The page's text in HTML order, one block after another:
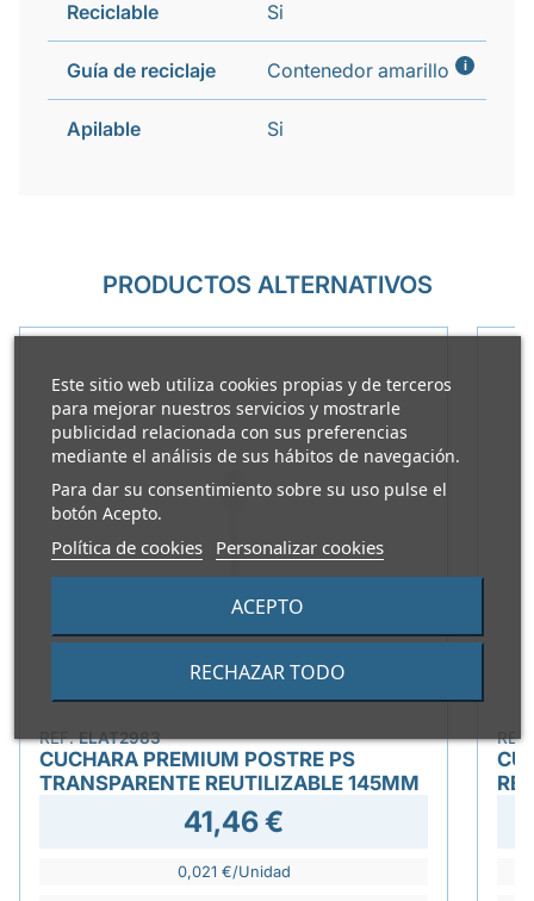
Este sitio web utiliza cookies propias y de terceros
para mejorar nuestros servicios y mostrarle
publicidad relacionada con sus preferencias
mediante el análisis de sus hábitos de navegación.
Para dar su consentimiento sobre su uso pulse el
botón Acepto.
Política de cookies Personalizar cookies
RECHAZAR TODO
ACEPTO
Reciclable Si
Guía de reciclaje Contenedor amarillo i
Apilable Si
PRODUCTOS ALTERNATIVOS
REF.ELAT2983
CUCHARA PREMIUM POSTRE PS
TRANSPARENTE REUTILIZABLE 145MM
41,46 €
0,021 €/Unidad